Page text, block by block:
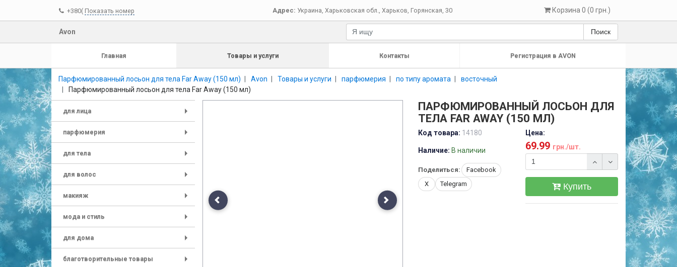
+380( Показать номер Адрес: Украина Харьковская обл. Харьков Горянская, 30 Корзина 0 (0 грн.)
Avon Поиск
Главная Товары и услуги Контакты Регистрация в AVON
Парфюмированный лосьон для тела Far Away (150 мл) Avon Товары и услуги парфюмерия по типу аромата
восточный
Парфюмированный лосьон для тела Far Away (150 мл)
для лица
парфюмерия
для тела
для волос
макияж
мода и стиль
для дома
благотворительные товары
Previous Next
ПАРФЮМИРОВАННЫЙ ЛОСЬОН ДЛЯ
ТЕЛА FAR AWAY (150 МЛ)
Код товара: 14180
Наличие: В наличии
Поделиться:
Facebook
X
Telegram
Цена:
69.99 грн./шт.
Купить